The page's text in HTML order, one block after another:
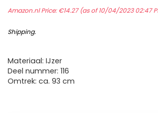
Amazon.nl Price:€14.27(as of 10/04/2023 02:47
Shipping.
Materiaal: IJzer
Deel nummer: 116
Omtrek: ca. 93 cm